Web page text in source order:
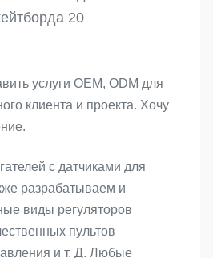
услуги OEM, ODM для
клиента и проекта. Хочу
с датчиками для
разрабатываем и
виды регуляторов
пультов
и т. Д. Любые